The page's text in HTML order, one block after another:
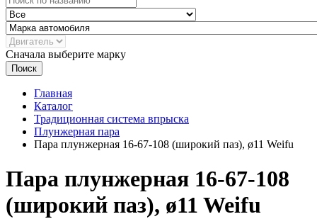
Сначала выберите марку
Поиск
Главная
Каталог
Традиционная система впрыска
Плунжерная пара
Пара плунжерная 16-67-108 (широкий паз), ø11 Weifu
Пара плунжерная 16-67-108
(широкий паз), ø11 Weifu